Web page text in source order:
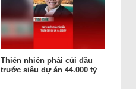
Thiên nhiên phải cúi đầu
trước siêu dự án 44.000 tỷ